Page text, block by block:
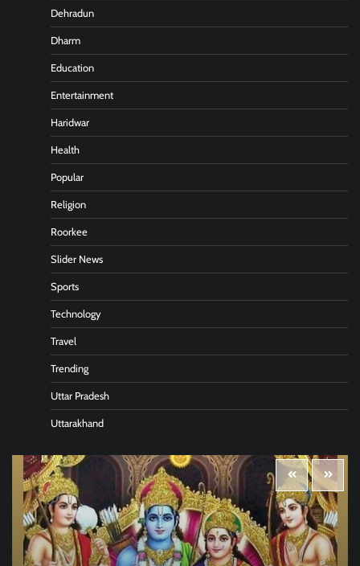
Dehradun
Dharm
Education
Entertainment
Haridwar
Health
Popular
Religion
Roorkee
Slider News
Sports
Technology
Travel
Trending
Uttar Pradesh
Uttarakhand